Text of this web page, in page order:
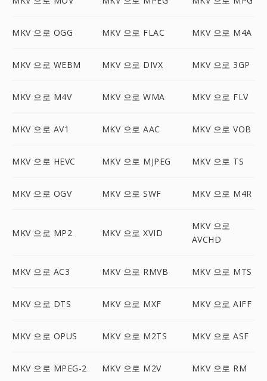
MKV 으로 OGG MKV 으로 FLAC MKV 으로 M4A
MKV 으로 WEBM MKV 으로 DIVX MKV 으로 3GP
MKV 으로 M4V MKV 으로 WMA MKV 으로 FLV
MKV 으로 AV1 MKV 으로 AAC MKV 으로 VOB
MKV 으로 HEVC MKV 으로 MJPEG MKV 으로 TS
MKV 으로 OGV MKV 으로 SWF MKV 으로 M4R
MKV 으로 MP2 MKV 으로 XVID
MKV 으로
AVCHD
MKV 으로 AC3 MKV 으로 RMVB MKV 으로 MTS
MKV 으로 DTS MKV 으로 MXF MKV 으로 AIFF
MKV 으로 OPUS MKV 으로 M2TS MKV 으로 ASF
MKV 으로 MPEG-2 MKV 으로 M2V MKV 으로 RM